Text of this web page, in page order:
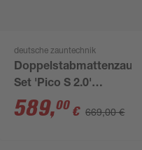
deutsche zauntechnik
Doppelstabmattenzaun-
Set 'Pico S 2.0'
anthrazit 2200 x 100
cm
589,00 € 669,00 €